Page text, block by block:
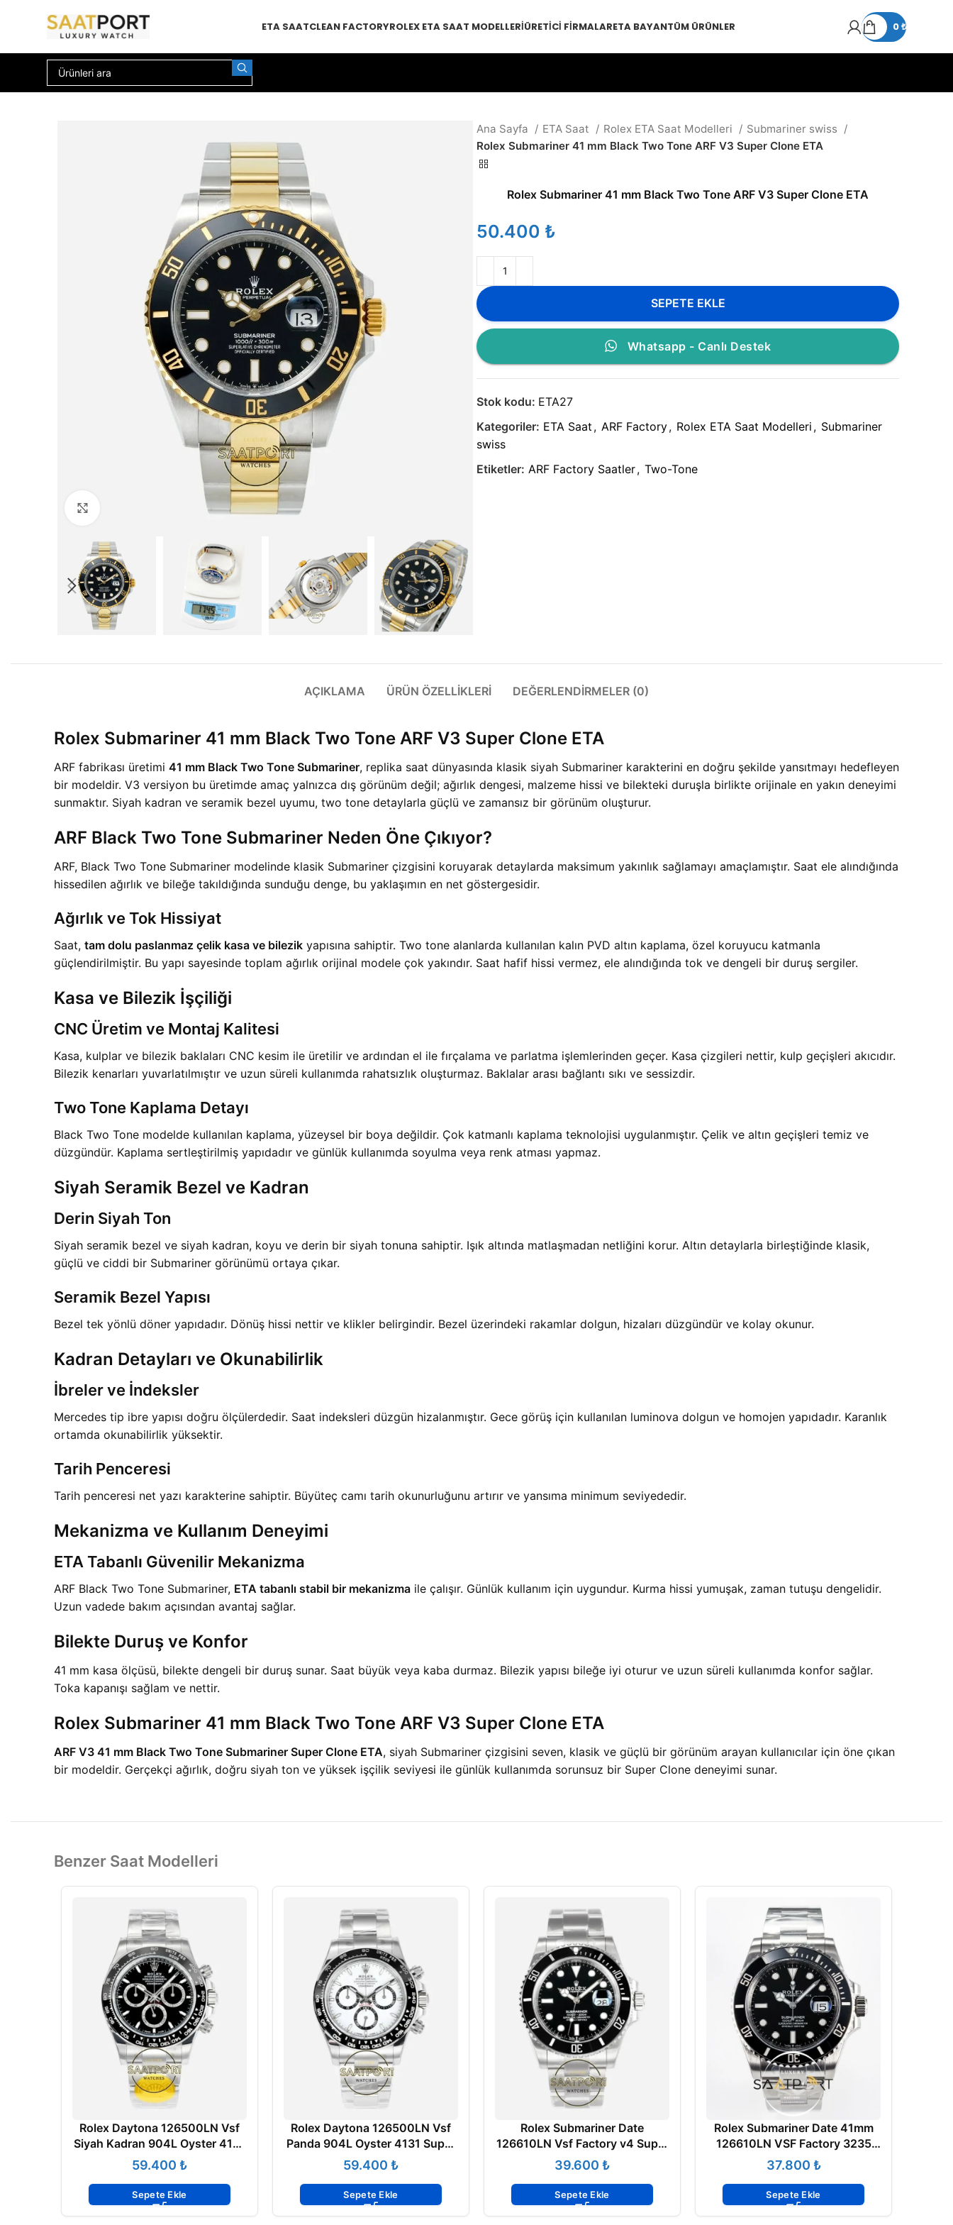
ETA SAATCLEAN FACTORYROLEX ETA SAAT MODELLERIÜRETICI FIRMALARETA BAYANTÜM ÜRÜNLER 0₺
Büyütmek için tıklayın
Ana Sayfa ETA Saat Rolex ETA Saat Modelleri
Submariner swiss
Rolex Submariner 41 mm Black Two Tone ARF V3 Super Clone ETA
Rolex Submariner 41 mm Black Two Tone ARF V3 Super Clone ETA
₺
SEPETE EKLE
Whatsapp - Canlı Destek
Stok kodu: ETA27
Kategoriler: ETA Saat , ARF Factory, Rolex ETA Saat Modelleri , Submariner
swiss
Etiketler: ARF Factory Saatler, Two-Tone
AÇIKLAMA ÜRÜN ÖZELLIKLERI DEĞERLENDIRMELER (0)
Rolex Submariner 41 mm Black Two Tone ARF V3 Super Clone ETA
ARF fabrikası üretimi 41 mm Black Two Tone Submariner, replika saat dünyasında klasik siyah Submariner karakterini en doğru şekilde yansıtmayı hedefleyen
bir modeldir. V3 versiyon bu üretimde amaç yalnızca dış görünüm değil; ağırlık dengesi, malzeme hissi ve bilekteki duruşla birlikte orijinale en yakın deneyimi
sunmaktır. Siyah kadran ve seramik bezel uyumu, two tone detaylarla güçlü ve zamansız bir görünüm oluşturur.
ARF Black Two Tone Submariner Neden Öne Çıkıyor?
ARF, Black Two Tone Submariner modelinde klasik Submariner çizgisini koruyarak detaylarda maksimum yakınlık sağlamayı amaçlamıştır. Saat ele alındığında
hissedilen ağırlık ve bileğe takıldığında sunduğu denge, bu yaklaşımın en net göstergesidir.
Ağırlık ve Tok Hissiyat
Saat, tam dolu paslanmaz çelik kasa ve bilezik yapısına sahiptir. Two tone alanlarda kullanılan kalın PVD altın kaplama, özel koruyucu katmanla
güçlendirilmiştir. Bu yapı sayesinde toplam ağırlık orijinal modele çok yakındır. Saat hafif hissi vermez, ele alındığında tok ve dengeli bir duruş sergiler.
Kasa ve Bilezik İşçiliği
CNC Üretim ve Montaj Kalitesi
Kasa, kulplar ve bilezik baklaları CNC kesim ile üretilir ve ardından el ile fırçalama ve parlatma işlemlerinden geçer. Kasa çizgileri nettir, kulp geçişleri akıcıdır.
Bilezik kenarları yuvarlatılmıştır ve uzun süreli kullanımda rahatsızlık oluşturmaz. Baklalar arası bağlantı sıkı ve sessizdir.
Two Tone Kaplama Detayı
Black Two Tone modelde kullanılan kaplama, yüzeysel bir boya değildir. Çok katmanlı kaplama teknolojisi uygulanmıştır. Çelik ve altın geçişleri temiz ve
düzgündür. Kaplama sertleştirilmiş yapıdadır ve günlük kullanımda soyulma veya renk atması yapmaz.
Siyah Seramik Bezel ve Kadran
Derin Siyah Ton
Siyah seramik bezel ve siyah kadran, koyu ve derin bir siyah tonuna sahiptir. Işık altında matlaşmadan netliğini korur. Altın detaylarla birleştiğinde klasik,
güçlü ve ciddi bir Submariner görünümü ortaya çıkar.
Seramik Bezel Yapısı
Bezel tek yönlü döner yapıdadır. Dönüş hissi nettir ve klikler belirgindir. Bezel üzerindeki rakamlar dolgun, hizaları düzgündür ve kolay okunur.
Kadran Detayları ve Okunabilirlik
İbreler ve İndeksler
Mercedes tip ibre yapısı doğru ölçülerdedir. Saat indeksleri düzgün hizalanmıştır. Gece görüş için kullanılan luminova dolgun ve homojen yapıdadır. Karanlık
ortamda okunabilirlik yüksektir.
Tarih Penceresi
Tarih penceresi net yazı karakterine sahiptir. Büyüteç camı tarih okunurluğunu artırır ve yansıma minimum seviyededir.
Mekanizma ve Kullanım Deneyimi
ETA Tabanlı Güvenilir Mekanizma
ARF Black Two Tone Submariner, ETA tabanlı stabil bir mekanizma ile çalışır. Günlük kullanım için uygundur. Kurma hissi yumuşak, zaman tutuşu dengelidir.
Uzun vadede bakım açısından avantaj sağlar.
Bilekte Duruş ve Konfor
41 mm kasa ölçüsü, bilekte dengeli bir duruş sunar. Saat büyük veya kaba durmaz. Bilezik yapısı bileğe iyi oturur ve uzun süreli kullanımda konfor sağlar.
Toka kapanışı sağlam ve nettir.
Rolex Submariner 41 mm Black Two Tone ARF V3 Super Clone ETA
ARF V3 41 mm Black Two Tone Submariner Super Clone ETA, siyah Submariner çizgisini seven, klasik ve güçlü bir görünüm arayan kullanıcılar için öne çıkan
bir modeldir. Gerçekçi ağırlık, doğru siyah ton ve yüksek işçilik seviyesi ile günlük kullanımda sorunsuz bir Super Clone deneyimi sunar.
Benzer Saat Modelleri
Rolex Daytona 126500LN Vsf
Siyah Kadran 904L Oyster 4131
Super Clone ETA
₺
Sepete Ekle
Rolex Daytona 126500LN Vsf
Panda 904L Oyster 4131 Super
Clone ETA₺
Sepete Ekle
Rolex Submariner Date
126610LN Vsf Factory v4 Super
Clone Eta₺
Sepete Ekle
Rolex Submariner Date 41mm
126610LN VSF Factory 3235
Super Clone ETA
₺
Sepete Ekle